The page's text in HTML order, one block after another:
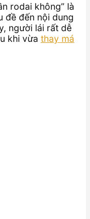
rodai không” là
đề đến nội dung
người lái rất dễ
khi vừa thay má